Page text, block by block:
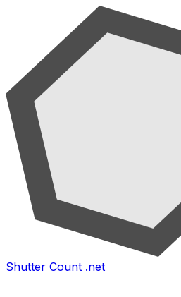
Shutter Count .net